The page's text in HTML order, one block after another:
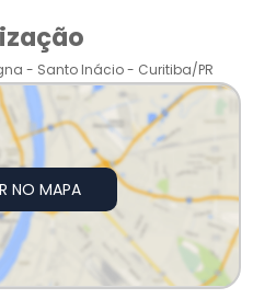
- Santo Inácio - Curitiba/PR
NO MAPA